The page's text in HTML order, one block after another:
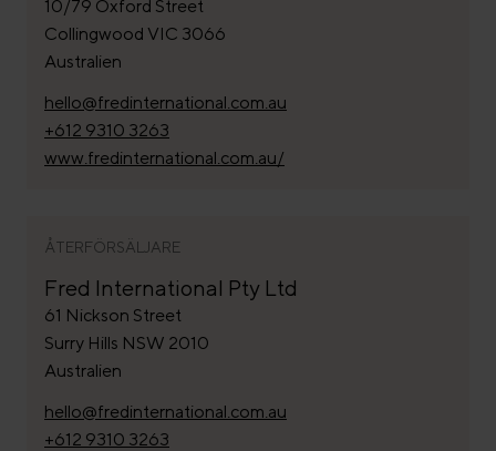
10/79 Oxford Street
Collingwood VIC 3066
Australien
hello@fredinternational.com.au
+612 9310 3263
www.fredinternational.com.au/
ÅTERFÖRSÄLJARE
Fred International Pty Ltd
61 Nickson Street
Surry Hills NSW 2010
Australien
hello@fredinternational.com.au
+612 9310 3263